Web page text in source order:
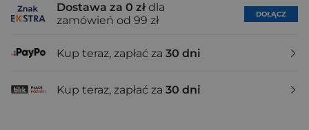
Dostawa za 0 zł dla
zamówień od 99 zł
DOŁĄCZ
Kup teraz, zapłać za 30 dni
Kup teraz, zapłać za 30 dni